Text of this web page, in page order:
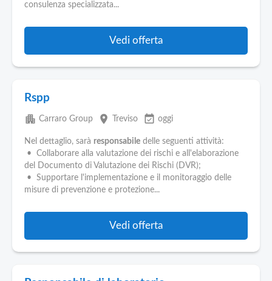
consulenza specializzata...
Vedi offerta
Rspp
apartment Carraro Group place Treviso event_available oggi
Nel dettaglio, sarà responsabile delle seguenti attività:
• Collaborare alla valutazione dei rischi e all'elaborazione
del Documento di Valutazione dei Rischi (DVR);
• Supportare l'implementazione e il monitoraggio delle
misure di prevenzione e protezione...
Vedi offerta